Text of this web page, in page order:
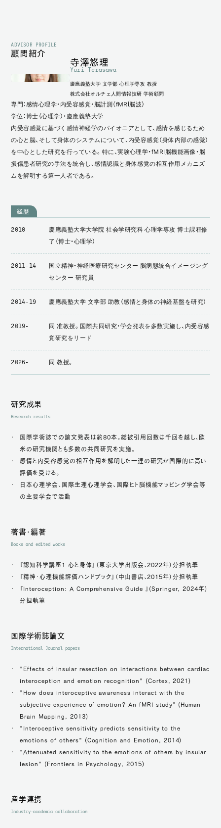
顧問紹介
ADVISOR PROFILE
寺澤悠理
Yuri Terasawa
慶應義塾大学 文学部 心理学専攻 教授
株式会社オルチェ人間情報技研 学術顧問
専門：感情心理学・内受容感覚・脳計測（fMRI／脳波）
学位：博士（心理学）・慶應義塾大学
内受容感覚に基づく感情神経学のパイオニアとして、感情を感じるため
の心と脳、そして身体のシステムについて、内受容感覚（身体内部の感覚）
を中心とした研究を行っている。特に、実験心理学・fMRI脳機能画像・脳
損傷患者研究の手法を統合し、感情認識と身体感覚の相互作用メカニズ
ムを解明する第一人者である。
経歴
2010
慶應義塾大学大学院 社会学研究科 心理学専攻 博士課程修
了（博士・心理学）
2011–14
国立精神・神経医療研究センター 脳病態統合イメージング
センター 研究員
2014–19 慶應義塾大学 文学部 助教（感情と身体の神経基盤を研究）
2019-
同 准教授。国際共同研究・学会発表を多数実施し、内受容感
覚研究をリード
2026- 同 教授。
研究成果
Research results
国際学術誌での論文発表は約80本。総被引用回数は千回を越し、欧
米の研究機関とも多数の共同研究を実施。
感情と内受容感覚の相互作用を解明した一連の研究が国際的に高い
評価を受ける。
日本心理学会、国際生理心理学会、国際ヒト脳機能マッピング学会等
の主要学会で活動
著書・編著
Books and edited works
『認知科学講座1 心と身体』（東京大学出版会、2022年）分担執筆
『精神・心理機能評価ハンドブック』（中山書店、2015年）分担執筆
『Interoception: A Comprehensive Guide 』(Springer, 2024年)
分担執筆
国際学術誌論文
International Journal papers
"Effects of insular resection on interactions between cardiac
interoception and emotion recognition" (Cortex, 2021)
"How does interoceptive awareness interact with the
subjective experience of emotion? An fMRI study" (Human
Brain Mapping, 2013)
"Interoceptive sensitivity predicts sensitivity to the
emotions of others" (Cognition and Emotion, 2014)
"Attenuated sensitivity to the emotions of others by insular
lesion" (Frontiers in Psychology, 2015)
産学連携
Industry-academia collaboration